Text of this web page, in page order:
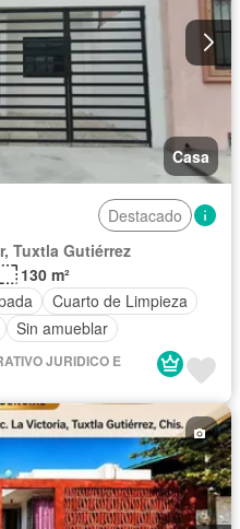
Casa
Destacado
Tuxtla Gutiérrez
130 m²
Cuarto de Limpieza
Sin amueblar
JURIDICO E